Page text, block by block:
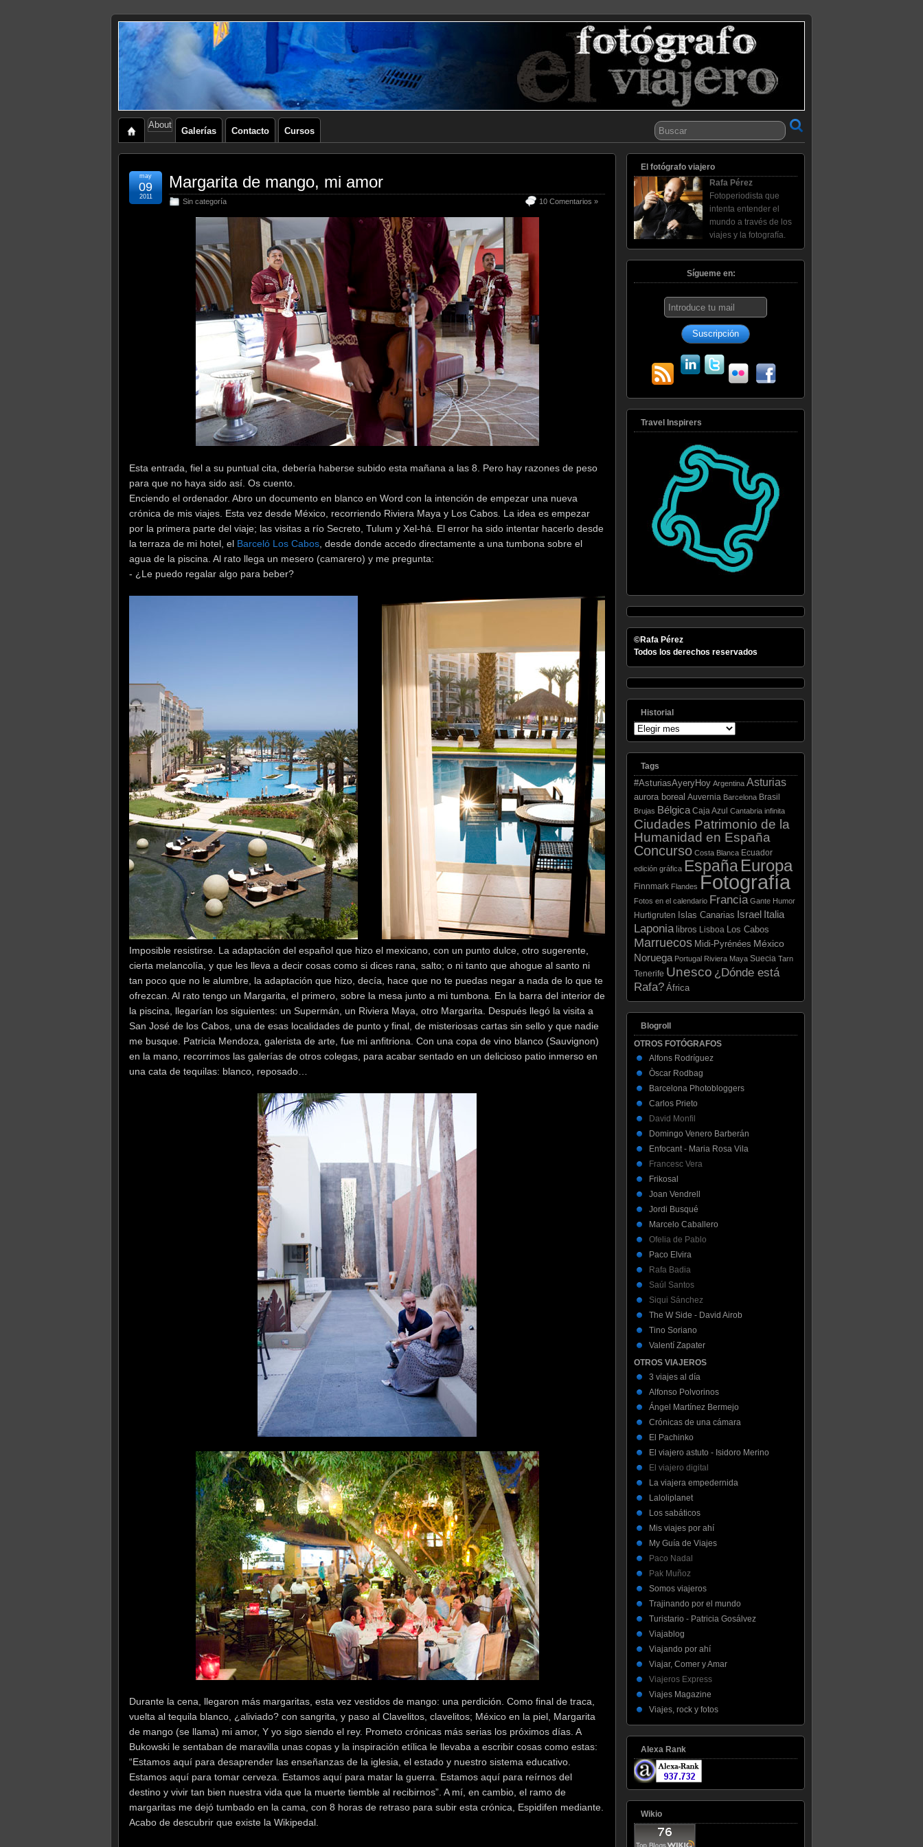
About
Galerías Contacto Cursos
Margarita de mango, mi amor
Sin categoría 10 Comentarios »
may
09
2011
Esta entrada, fiel a su puntual cita, debería haberse subido esta mañana a las 8. Pero hay razones de peso
para que no haya sido así. Os cuento.
Enciendo el ordenador. Abro un documento en blanco en Word con la intención de empezar una nueva
crónica de mis viajes. Esta vez desde México, recorriendo Riviera Maya y Los Cabos. La idea es empezar
por la primera parte del viaje; las visitas a río Secreto, Tulum y Xel-há. El error ha sido intentar hacerlo desde
la terraza de mi hotel, el Barceló Los Cabos , desde donde accedo directamente a una tumbona sobre el
agua de la piscina. Al rato llega un mesero (camarero) y me pregunta:
- ¿Le puedo regalar algo para beber?
Imposible resistirse. La adaptación del español que hizo el mexicano, con un punto dulce, otro sugerente,
cierta melancolía, y que les lleva a decir cosas como si dices rana, salto; o ni tanto que ahogue al santo ni
tan poco que no le alumbre, la adaptación que hizo, decía, hace que no te puedas negar a nada de lo que te
ofrezcan. Al rato tengo un Margarita, el primero, sobre la mesa junto a mi tumbona. En la barra del interior de
la piscina, llegarían los siguientes: un Supermán, un Riviera Maya, otro Margarita. Después llegó la visita a
San José de los Cabos, una de esas localidades de punto y final, de misteriosas cartas sin sello y que nadie
me busque. Patricia Mendoza, galerista de arte, fue mi anfitriona. Con una copa de vino blanco (Sauvignon)
en la mano, recorrimos las galerías de otros colegas, para acabar sentado en un delicioso patio inmerso en
una cata de tequilas: blanco, reposado…
Durante la cena, llegaron más margaritas, esta vez vestidos de mango: una perdición. Como final de traca,
vuelta al tequila blanco, ¿aliviado? con sangrita, y paso al Clavelitos, clavelitos; México en la piel, Margarita
de mango (se llama) mi amor, Y yo sigo siendo el rey. Prometo crónicas más serias los próximos días. A
Bukowski le sentaban de maravilla unas copas y la inspiración etílica le llevaba a escribir cosas como estas:
“Estamos aquí para desaprender las enseñanzas de la iglesia, el estado y nuestro sistema educativo.
Estamos aquí para tomar cerveza. Estamos aquí para matar la guerra. Estamos aquí para reírnos del
destino y vivir tan bien nuestra vida que la muerte tiemble al recibirnos”. A mí, en cambio, el ramo de
margaritas me dejó tumbado en la cama, con 8 horas de retraso para subir esta crónica, Espidifen mediante.
Acabo de descubrir que existe la Wikipedal.
El fotógrafo viajero
Rafa Pérez
Fotoperiodista que
intenta entender el
mundo a través de los
viajes y la fotografía.
Sígueme en:
Travel Inspirers
©Rafa Pérez
Todos los derechos reservados
Historial
Tags
#AsturiasAyeryHoy Argentina Asturias
aurora boreal Auvernia Barcelona Brasil
Brujas Bélgica Caja Azul Cantabria infinita
Ciudades Patrimonio de la
Humanidad en España
Concurso Costa Blanca Ecuador
edición gráfica EspañaEuropa
Finnmark Flandes Fotografía
Fotos en el calendario Francia Gante Humor
Hurtigruten Islas Canarias Israel Italia
Laponia libros Lisboa Los Cabos
Marruecos Midi-Pyrénées México
Noruega Portugal Riviera Maya Suecia Tarn
Tenerife Unesco ¿Dónde está
Rafa? África
Blogroll
OTROS FOTÓGRAFOS
Alfons Rodríguez
Òscar Rodbag
Barcelona Photobloggers
Carlos Prieto
David Monfil
Domingo Venero Barberán
Enfocant - Maria Rosa Vila
Francesc Vera
Frikosal
Joan Vendrell
Jordi Busqué
Marcelo Caballero
Ofelia de Pablo
Paco Elvira
Rafa Badia
Saúl Santos
Siqui Sánchez
The W Side - David Airob
Tino Soriano
Valentí Zapater
OTROS VIAJEROS
3 viajes al día
Alfonso Polvorinos
Ángel Martínez Bermejo
Crónicas de una cámara
El Pachinko
El viajero astuto - Isidoro Merino
El viajero digital
La viajera empedernida
Laloliplanet
Los sabáticos
Mis viajes por ahí
My Guía de Viajes
Paco Nadal
Pak Muñoz
Somos viajeros
Trajinando por el mundo
Turistario - Patricia Gosálvez
Viajablog
Viajando por ahí
Viajar, Comer y Amar
Viajeros Express
Viajes Magazine
Viajes, rock y fotos
Alexa Rank
Wikio